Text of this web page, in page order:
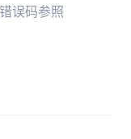
错误码参照